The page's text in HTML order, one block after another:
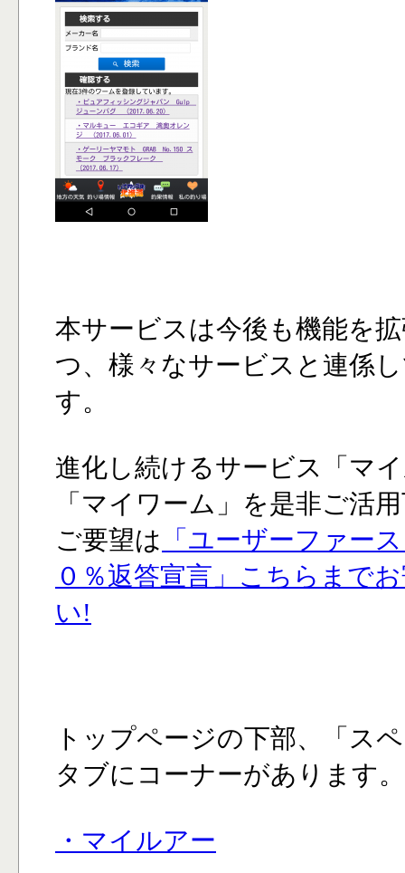
本サービスは今後も機能を
つ、様々なサービスと連係
す。
進化し続けるサービス「マ
「マイワーム」を是非ご活
ご要望は 「ユーザーファー
０％返答宣言」こちらまで
い!
トップページの下部、「ス
タブにコーナーがあります。
・マイルアー